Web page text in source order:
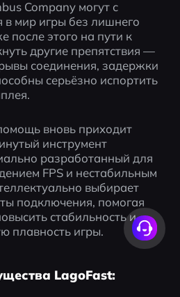
Company могут с
в мир игры без лишнего
после этого на пути к
другие препятствия —
соединения, задержки
серьёзно испортить
вновь приходит
инструмент
разработанный для
FPS и нестабильным
выбирает
подключения, помогая
стабильность и
плавность игры.
LagoFast: